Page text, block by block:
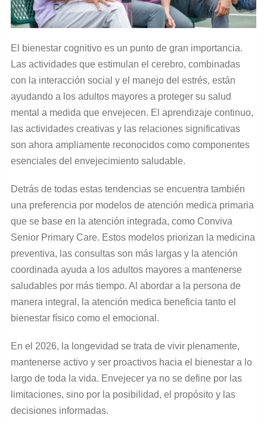
El bienestar cognitivo es un punto de gran importancia.
Las actividades que estimulan el cerebro, combinadas
con la interacción social y el manejo del estrés, están
ayudando a los adultos mayores a proteger su salud
mental a medida que envejecen. El aprendizaje continuo,
las actividades creativas y las relaciones significativas
son ahora ampliamente reconocidos como componentes
esenciales del envejecimiento saludable.
Detrás de todas estas tendencias se encuentra también
una preferencia por modelos de atención medica primaria
que se base en la atención integrada, como Conviva
Senior Primary Care. Estos modelos priorizan la medicina
preventiva, las consultas son más largas y la atención
coordinada ayuda a los adultos mayores a mantenerse
saludables por más tiempo. Al abordar a la persona de
manera integral, la atención medica beneficia tanto el
bienestar físico como el emocional.
En el 2026, la longevidad se trata de vivir plenamente,
mantenerse activo y ser proactivos hacia el bienestar a lo
largo de toda la vida. Envejecer ya no se define por las
limitaciones, sino por la posibilidad, el propósito y las
decisiones informadas.